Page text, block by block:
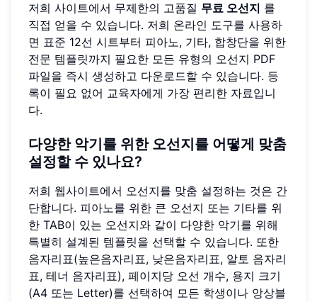
저희 사이트에서 무제한의 고품질 무료 오선지 를
직접 얻을 수 있습니다. 저희 온라인 도구를 사용하
면 표준 12선 시트부터 피아노, 기타, 합창단을 위한
전문 템플릿까지 필요한 모든 유형의 오선지 PDF
파일을 즉시 생성하고 다운로드할 수 있습니다. 등
록이 필요 없어 교육자에게 가장 편리한 자료입니
다.
다양한 악기를 위한 오선지를 어떻게 맞춤
설정할 수 있나요?
저희 웹사이트에서 오선지를 맞춤 설정하는 것은 간
단합니다. 피아노를 위한 큰 오선지 또는 기타를 위
한 TAB이 있는 오선지와 같이 다양한 악기를 위해
특별히 설계된 템플릿을 선택할 수 있습니다. 또한
음자리표(높은음자리표, 낮은음자리표, 알토 음자리
표, 테너 음자리표), 페이지당 오선 개수, 용지 크기
(A4 또는 Letter)를 선택하여 모든 학생이나 앙상블